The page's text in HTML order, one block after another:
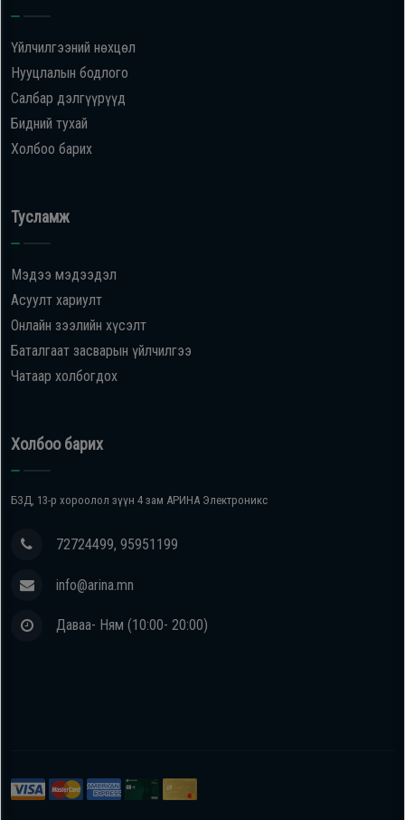
Үйлчилгээний нөхцөл
Нууцлалын бодлого
Салбар дэлгүүрүүд
Бидний тухай
Холбоо барих
Тусламж
Мэдээ мэдээдэл
Асуулт хариулт
Онлайн зээлийн хүсэлт
Баталгаат засварын үйлчилгээ
Чатаар холбогдох
Холбоо барих
БЗД, 13-р хороолол зүүн 4 зам АРИНА Электроникс
72724499, 95951199
info@arina.mn
Даваа- Ням (10:00- 20:00)